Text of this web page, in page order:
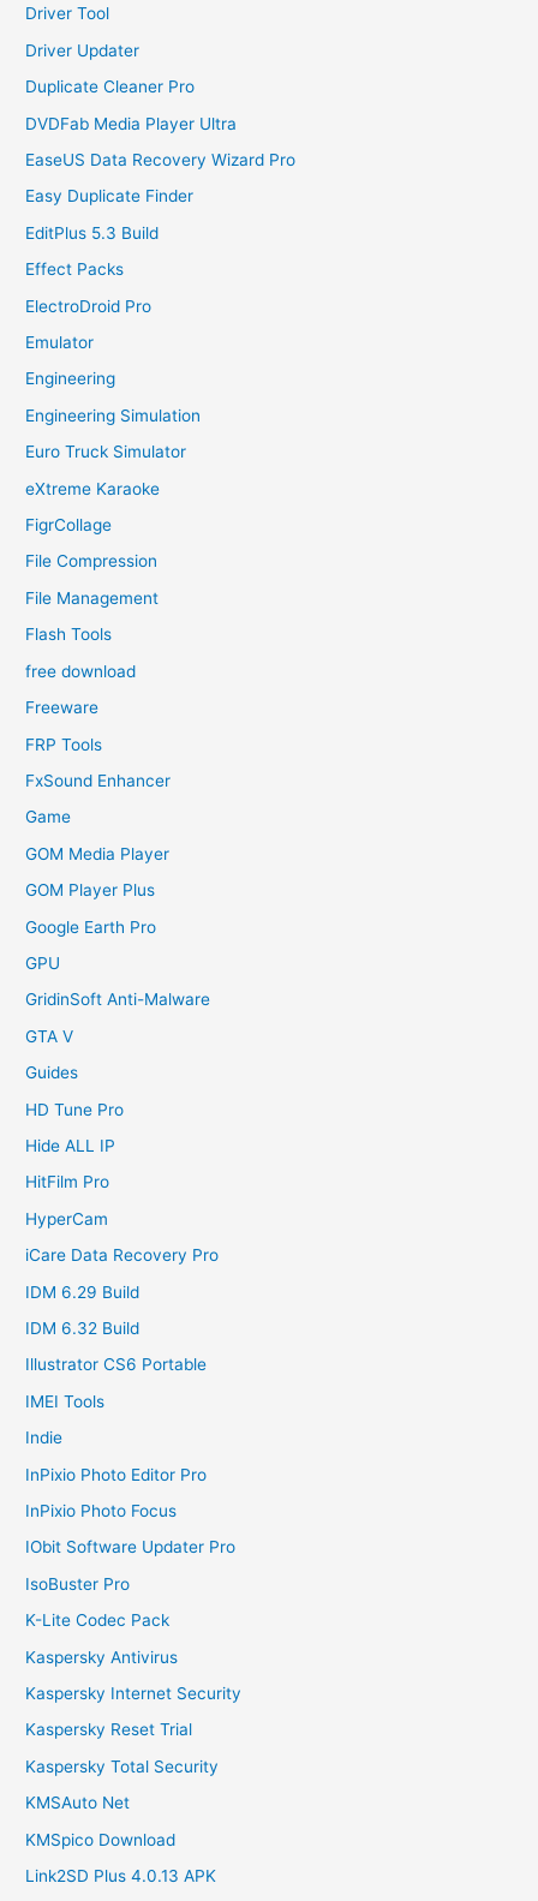
Driver Tool
Driver Updater
Duplicate Cleaner Pro
DVDFab Media Player Ultra
EaseUS Data Recovery Wizard Pro
Easy Duplicate Finder
EditPlus 5.3 Build
Effect Packs
ElectroDroid Pro
Emulator
Engineering
Engineering Simulation
Euro Truck Simulator
eXtreme Karaoke
FigrCollage
File Compression
File Management
Flash Tools
free download
Freeware
FRP Tools
FxSound Enhancer
Game
GOM Media Player
GOM Player Plus
Google Earth Pro
GPU
GridinSoft Anti-Malware
GTA V
Guides
HD Tune Pro
Hide ALL IP
HitFilm Pro
HyperCam
iCare Data Recovery Pro
IDM 6.29 Build
IDM 6.32 Build
Illustrator CS6 Portable
IMEI Tools
Indie
InPixio Photo Editor Pro
InPixio Photo Focus
IObit Software Updater Pro
IsoBuster Pro
K-Lite Codec Pack
Kaspersky Antivirus
Kaspersky Internet Security
Kaspersky Reset Trial
Kaspersky Total Security
KMSAuto Net
KMSpico Download
Link2SD Plus 4.0.13 APK